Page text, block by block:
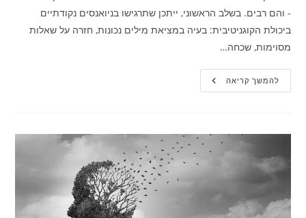
- והם רבים. בשלב הראשוני, ייתכן שתרגישו בניואנסים נקודתיים
ביכולת הקוגניטיבית: בעיה במציאת מילים נכונות, חזרה על שאלות
מסוימות, שכחה…
להמשך קריאהצפו:
למה
מוקדם?